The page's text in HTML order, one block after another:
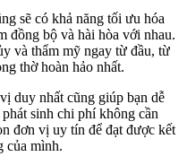
sẽ có khả năng tối ưu hóa
đồng bộ và hài hòa với nhau.
và thẩm mỹ ngay từ đầu, từ
thờ hoàn hảo nhất.
duy nhất cũng giúp bạn dễ
sinh chi phí không cần
đơn vị uy tín để đạt được kết
của mình.